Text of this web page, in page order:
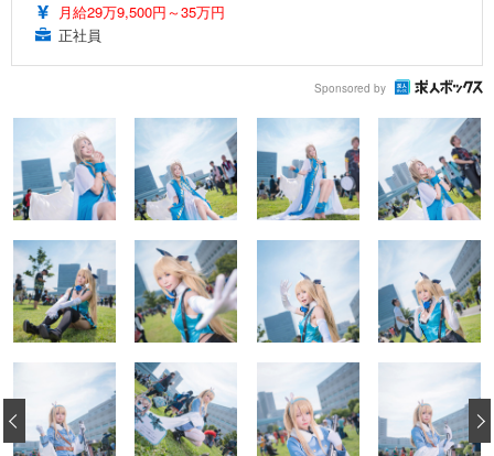
月給29万9,500円～35万円
正社員
Sponsored by
‹